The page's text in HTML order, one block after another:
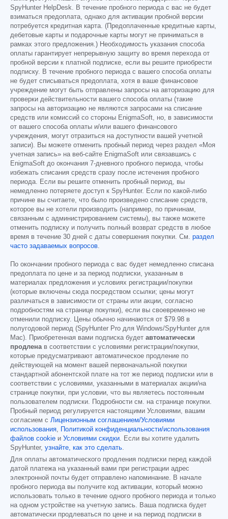
SpyHunter HelpDesk. В течение пробного периода с вас не будет
взиматься предоплата, однако для активации пробной версии
потребуется кредитная карта. (Предоплаченные кредитные карты,
дебетовые карты и подарочные карты могут не приниматься в
рамках этого предложения.) Необходимость указания способа
оплаты гарантирует непрерывную защиту во время перехода от
пробной версии к платной подписке, если вы решите приобрести
подписку. В течение пробного периода с вашего способа оплаты
не будет списываться предоплата, хотя в ваше финансовое
учреждение могут быть отправлены запросы на авторизацию для
проверки действительности вашего способа оплаты (такие
запросы на авторизацию не являются запросами на списание
средств или комиссий со стороны EnigmaSoft, но, в зависимости
от вашего способа оплаты и/или вашего финансового
учреждения, могут отразиться на доступности вашей учетной
записи). Вы можете отменить пробный период через раздел «Моя
учетная запись» на веб-сайте EnigmaSoft или связавшись с
EnigmaSoft до окончания 7-дневного пробного периода, чтобы
избежать списания средств сразу после истечения пробного
периода. Если вы решите отменить пробный период, вы
немедленно потеряете доступ к SpyHunter. Если по какой-либо
причине вы считаете, что было произведено списание средств,
которое вы не хотели производить (например, по причинам,
связанным с администрированием системы), вы также можете
отменить подписку и получить полный возврат средств в любое
время в течение 30 дней с даты совершения покупки. См. раздел
часто задаваемых вопросов.
По окончании пробного периода с вас будет немедленно списана
предоплата по цене и за период подписки, указанным в
материалах предложения и условиях регистрации/покупки
(которые включены сюда посредством ссылки; цены могут
различаться в зависимости от страны или акции, согласно
подробностям на странице покупки), если вы своевременно не
отменили подписку. Цены обычно начинаются от $79.98 в
полугодовой период (SpyHunter Pro для Windows/SpyHunter для
Mac). Приобретенная вами подписка будет автоматически
продленав соответствии с условиями регистрации/покупки,
которые предусматривают автоматическое продление по
действующей на момент вашей первоначальной покупки
стандартной абонентской плате на тот же период подписки или в
соответствии с условиями, указанными в материалах акции/на
странице покупки, при условии, что вы являетесь постоянным
пользователем подписки. Подробности см. на странице покупки.
Пробный период регулируется настоящими Условиями, вашим
согласием с Лицензионным соглашением/Условиями
использования,
Политикой конфиденциальности/использования
файлов cookie и Условиями скидки. Если вы хотите удалить
SpyHunter, узнайте, как это сделать.
Для оплаты автоматического продления подписки перед каждой
датой платежа на указанный вами при регистрации адрес
электронной почты будет отправлено напоминание. В начале
пробного периода вы получите код активации, который можно
использовать только в течение одного пробного периода и только
на одном устройстве на учетную запись. Ваша подписка будет
автоматически продлеваться по цене и на период подписки в